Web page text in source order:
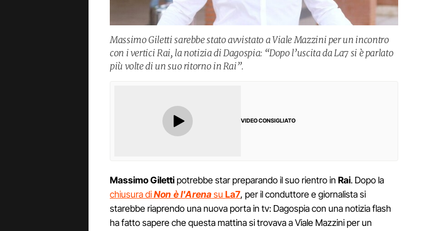
Massimo Giletti sarebbe stato avvistato a Viale Mazzini per un incontro
con i vertici Rai, la notizia di Dagospia: “Dopo l’uscita da La7 si è parlato
più volte di un suo ritorno in Rai”.
VIDEO CONSIGLIATO
Massimo Giletti potrebbe star preparando il suo rientro in Rai. Dopo la
chiusura diNon è l'ArenasuLa7, per il conduttore e giornalista si
starebbe riaprendo una nuova porta in tv: Dagospia con una notizia flash
ha fatto sapere che questa mattina si trovava a Viale Mazzini per un